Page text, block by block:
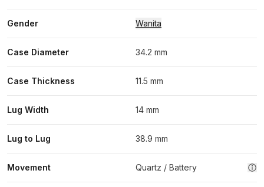
Gender Wanita
Case Diameter 34.2 mm
Case Thickness 11.5 mm
Lug Width 14 mm
Lug to Lug 38.9 mm
Movement Quartz / Battery